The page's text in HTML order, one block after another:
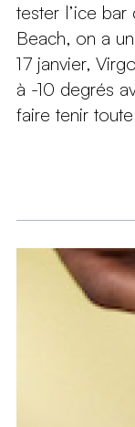
tester l’ice
Beach, on a
17 janvier,
à -10 degrés
faire tenir